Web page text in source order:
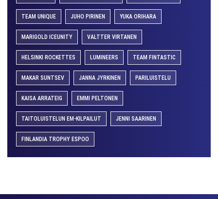
TEAM UNIQUE JUHO PIRINEN YUKA ORIHARA
MARIGOLD ICEUNITY VALTTER VIRTANEN
HELSINKI ROCKETTES LUMINEERS TEAM FINTASTIC
MAKAR SUNTSEV JANNA JYRKINEN PARILUISTELU
KAISA ARRATEIG EMMI PELTONEN
TAITOLUISTELUN EM-KILPAILUT JENNI SAARINEN
FINLANDIA TROPHY ESPOO